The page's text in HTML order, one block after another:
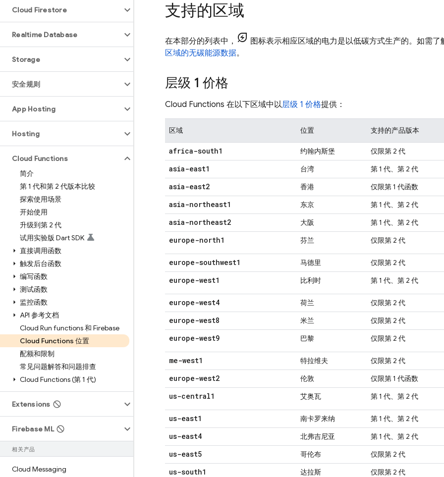
Cloud Firestore
Realtime Database
Storage
安全规则
App Hosting
Hosting
Cloud Functions
简介
第 1 代和第 2 代版本比较
探索使用场景
开始使用
升级到第 2 代
试用实验版 Dart SDK
直接调用函数
触发后台函数
编写函数
测试函数
监控函数
API 参考文档
Cloud Run functions 和 Firebase
Cloud Functions 位置
配额和限制
常见问题解答和问题排查
Cloud Functions (第 1 代)
Extensions
Firebase ML
相关产品
Cloud Messaging
支持的区域
在本部分的列表中， energy_savings_leaf 图标表示相应区域的电力是以低碳方式生产的。如需了
区域的无碳能源数据。
层级 1 价格
Cloud Functions 在以下区域中以层级 1 价格提供：
区域 位置 支持的产品版本
africa-south1 约翰内斯堡 仅限第 2 代
asia-east1 台湾 第 1 代、第 2 代
asia-east2 香港 仅限第 1 代函数
asia-northeast1 东京 第 1 代、第 2 代
asia-northeast2 大阪 第 1 代、第 2 代
europe-north1 芬兰 仅限第 2 代
europe-southwest1 马德里 仅限第 2 代
europe-west1 比利时 第 1 代、第 2 代
europe-west4 荷兰 仅限第 2 代
europe-west8 米兰 仅限第 2 代
europe-west9 巴黎 仅限第 2 代
me-west1 特拉维夫 仅限第 2 代
europe-west2 伦敦 仅限第 1 代函数
us-central1 艾奥瓦 第 1 代、第 2 代
us-east1 南卡罗来纳 第 1 代、第 2 代
us-east4 北弗吉尼亚 第 1 代、第 2 代
us-east5 哥伦布 仅限第 2 代
us-south1 达拉斯 仅限第 2 代